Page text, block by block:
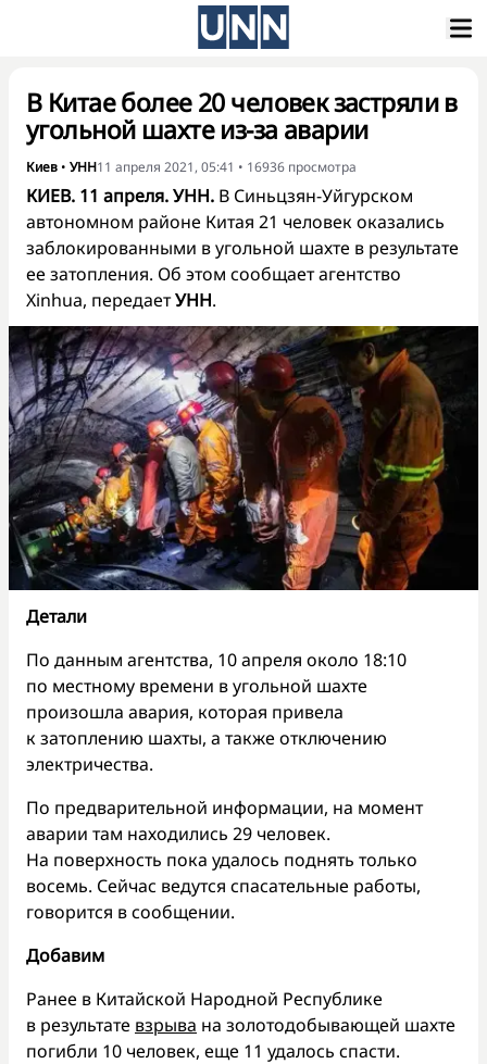
В Китае более 20 человек застряли в
угольной шахте из-за аварии
Киев • УНН11 апреля 2021, 05:41 • 16936 просмотра
КИЕВ. 11 апреля. УНН. В Синьцзян-Уйгурском
автономном районе Китая 21 человек оказались
заблокированными в угольной шахте в результате
ее затопления. Об этом сообщает агентство
Xinhua, передаетУНН.
Детали
По данным агентства, 10 апреля около 18:10
по местному времени в угольной шахте
произошла авария, которая привела
к затоплению шахты, а также отключению
электричества.
По предварительной информации, на момент
аварии там находились 29 человек.
На поверхность пока удалось поднять только
восемь. Сейчас ведутся спасательные работы,
говорится в сообщении.
Добавим
Ранее в Китайской Народной Республике
в результате взрыва на золотодобывающей шахте
погибли 10 человек, еще 11 удалось спасти.